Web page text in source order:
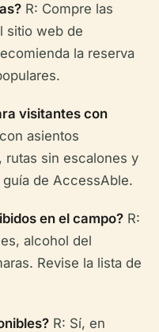
R: Compre las
sitio web de
la reserva
visitantes con
asientos
rutas sin escalones y
de AccessAble.
en el campo? R:
alcohol del
Revise la lista de
R: Sí, en